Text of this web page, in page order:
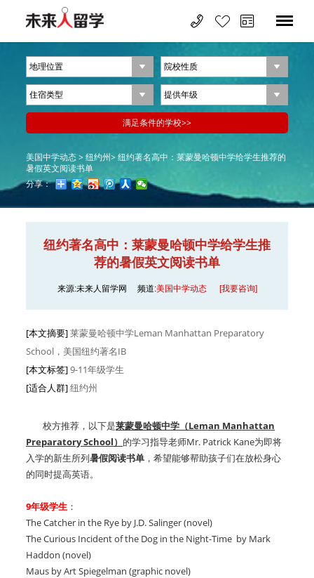
美国中学动态 >纽约州>纽约著名高中：莱蒙曼哈顿中学给学生推荐的
暑假英文阅读书单
分享：
纽约著名高中：莱蒙曼哈顿中学给学生推
荐的暑假英文阅读书单
来源:未来人留学网 频道:美国中学动态 [我要咨询]
[本文摘要]莱蒙曼哈顿中学Leman Manhattan Preparatory
School，美国纽约著名IB
[本文标签]9-11年级学生
[适合人群]纽约州
校方推荐，以下是莱蒙曼哈顿中学（Leman Manhattan
Preparatory School） 的学习指导老师Mr. Patrick Kane为即将
入学的新生所列暑假阅读书单 ，希望能够帮助孩子们在放松身心
的同时提高英语。
9年级学生 ：
The Catcher in the Rye by J.D. Salinger (novel)
The Curious Incident of the Dog in the Night-Time by Mark
Haddon (novel)
Maus by Art Spiegelman (graphic novel)